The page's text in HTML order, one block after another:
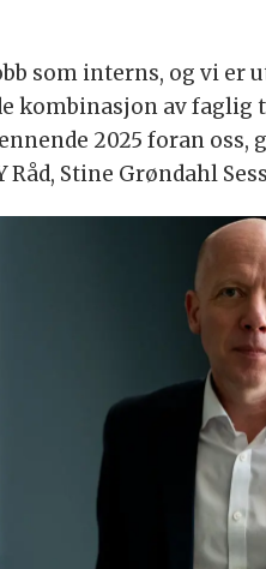
som interns, og vi er
kombinasjon av
2025 foran
Stine Grøndahl